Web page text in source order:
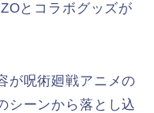
とコラボグッズが
が呪術廻戦アニメの
シーンから落とし込